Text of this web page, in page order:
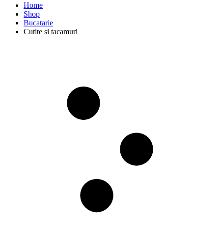
Home
Shop
Bucatarie
Cutite si tacamuri